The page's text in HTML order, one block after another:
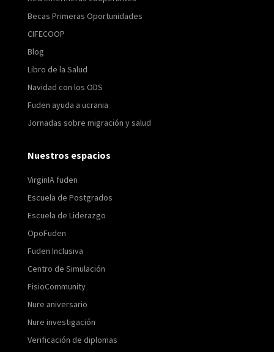
Becas Primeras Oportunidades
CIFECOOP
Blog
Libro de la Salud
Navidad con los ODS
Fuden ayuda a ucrania
Jornadas sobre migración y salud
Nuestros espacios
VirginIA fuden
Escuela de Postgrados
Escuela de Liderazgo
OpoFuden
Fuden Inclusiva
Centro de Simulación
FisioCommunity
Nure aniversario
Nure investigación
Verificación de diplomas